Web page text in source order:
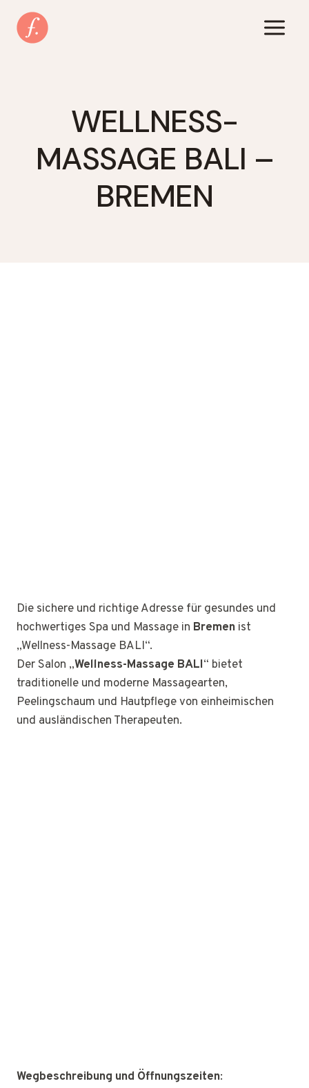
Inhalt
springen
WELLNESS-
MASSAGE BALI –
BREMEN
Die sichere und richtige Adresse für gesundes und
hochwertiges Spa und Massage in Bremen ist
„Wellness-Massage BALI“.
Der Salon „Wellness-Massage BALI“ bietet
traditionelle und moderne Massagearten,
Peelingschaum und Hautpflege von einheimischen
und ausländischen Therapeuten.
Wegbeschreibung und Öffnungszeiten: